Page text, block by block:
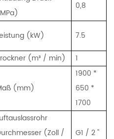
0,8
(kW)
7.5
(m³ / min) 1
(mm)
1900 *
650 *
1700
(Zoll /
G1 / 2 ''